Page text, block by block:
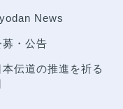
News
募・公告
本伝道の推進を祈る